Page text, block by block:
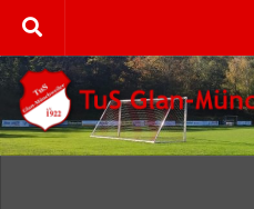
Zum Inhalt springen